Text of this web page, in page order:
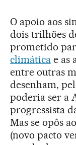
O apoio aos
dois trilhões
prometido
climáticae as
entre outras
desenham,
poderia ser a
progressista
Mas se opôs
(novo pacto